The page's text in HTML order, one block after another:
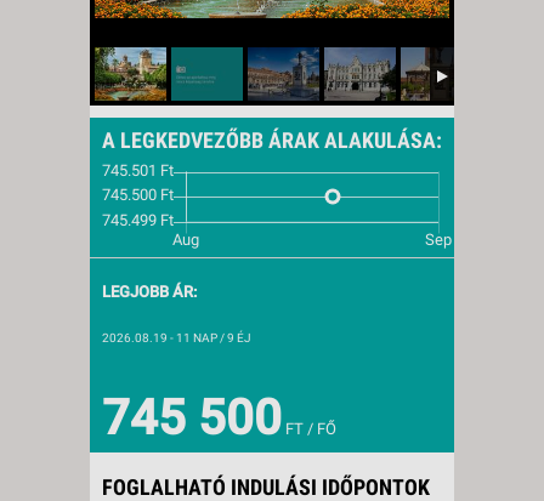
A LEGKEDVEZŐBB ÁRAK ALAKULÁSA:
LEGJOBB ÁR:
2026.08.19 - 11 NAP / 9 ÉJ
745 500 FT / FŐ
FOGLALHATÓ INDULÁSI IDŐPONTOK